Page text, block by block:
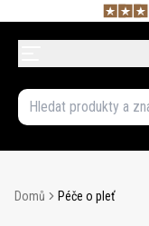
Domů Péče o pleť